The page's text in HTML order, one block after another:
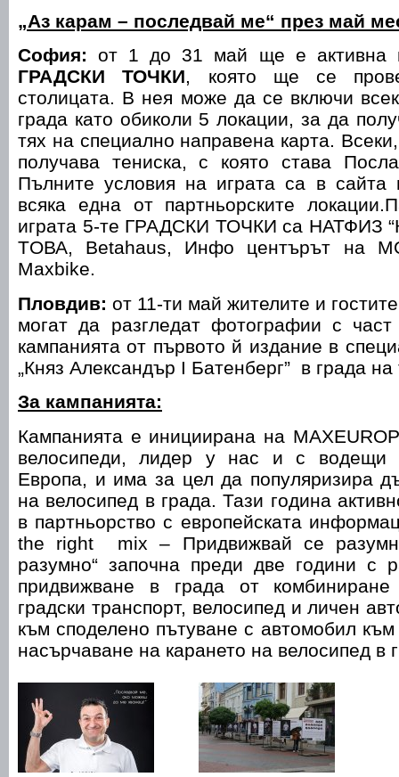
„Аз карам – последвай ме“ през май
София:от 1 до 31 май ще е активна
ГРАДСКИ ТОЧКИ, която ще се
столицата. В нея може да се включи
града като обиколи 5 локации, за да
тях на специално направена карта.
получава тениска, с която става
Пълните условия на играта са в сайта
всяка една от партньорските
играта 5-те ГРАДСКИ ТОЧКИ са НАТФИЗ
TОВА, Betahaus, Инфо центърът на
Maxbike.
Пловдив: от 11-ти май жителите и
могат да разгледат фотографии с
кампанията от първото й издание в
„Княз Александър I Батенберг” в града на
За кампанията:
Кампанията е инициирана на
велосипеди, лидер у нас и с водещи
Европа, и има за цел да популяризира
на велосипед в града. Тази година
в партньорство с европейската
the right mix – Придвижвай се
разумно“ започна преди две години с
придвижване в града от
градски транспорт, велосипед и личен
към споделено пътуване с автомобил
насърчаване на карането на велосипед в